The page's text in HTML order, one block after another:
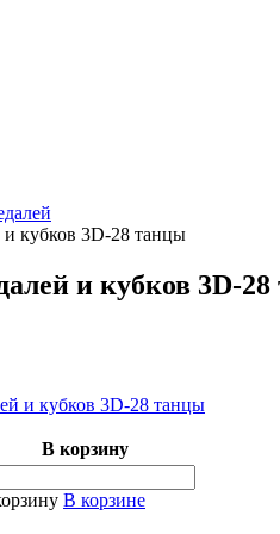
и кубков 3D-28 танцы
и кубков 3D-
В корзину
В корзине